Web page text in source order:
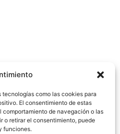
como las cookies para
El consentimiento de estas
de navegación o las
o retirar el consentimiento, puede
funciones.